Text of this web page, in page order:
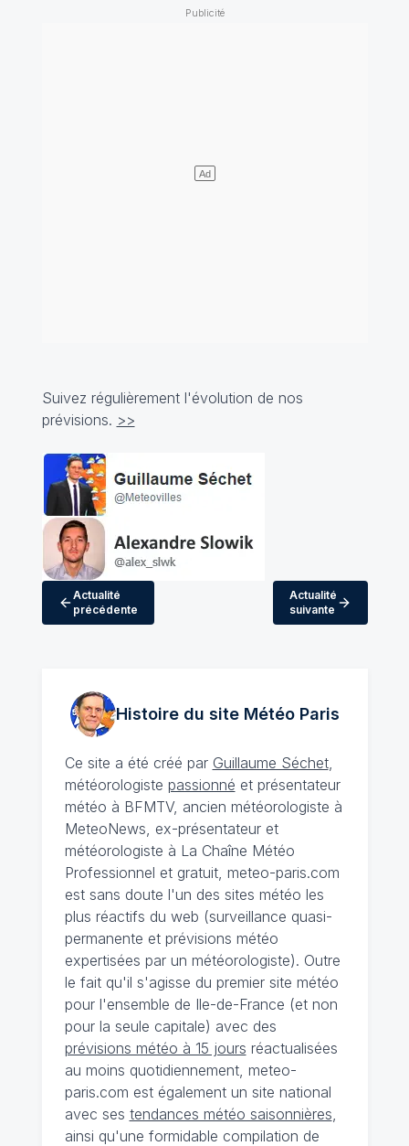
Suivez régulièrement l'évolution de nos
prévisions. >>
Actualité
précédente
Actualité
suivante
Histoire du site MétéoParis
Ce site a été créé par Guillaume Séchet,
météorologiste passionné et présentateur
météo à BFMTV, ancien météorologiste à
MeteoNews, ex-présentateur et
météorologiste à La Chaîne Météo
Professionnel et gratuit, meteo-paris.com
est sans doute l'un des sites météo les
plus réactifs du web (surveillance quasi-
permanente et prévisions météo
expertisées par un météorologiste). Outre
le fait qu'il s'agisse du premier site météo
pour l'ensemble de Ile-de-France (et non
pour la seule capitale) avec des
prévisions météo à 15 jours réactualisées
au moins quotidiennement, meteo-
paris.com est également un site national
avec ses tendances météo saisonnières
ainsi qu'une formidable compilation de